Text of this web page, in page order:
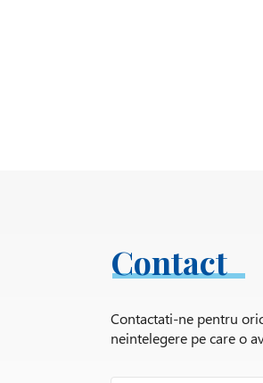
Contact
Contactati-ne pentru
neintelegere pe care o